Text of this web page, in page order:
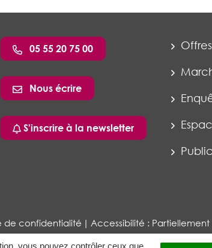
vous pouvez contrôler ceux que
05 55 20 75 00
Nous écrire
S'inscrire à la newsletter
de confidentialité Accessibilité :